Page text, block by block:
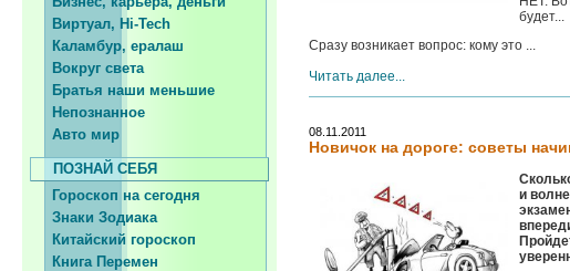
Виртуал, Hi-Tech
Каламбур, ералаш
Вокруг света
Братья наши меньшие
Непознанное
Авто мир
ПОЗНАЙ СЕБЯ
Гороскоп на сегодня
Знаки Зодиака
Китайский гороскоп
Книга Перемен
будет...
Сразу возникает вопрос: кому это ...
Читать далее...
08.11.2011
Новичок на дороге: советы
и